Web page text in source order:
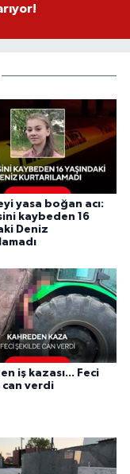
yasa boğan acı:
kaybeden 16
Deniz
iş kazası... Feci
verdi